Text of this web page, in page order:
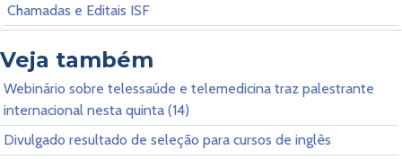
Chamadas e Editais ISF
Veja também
Webinário sobre telessaúde e telemedicina traz palestrante
internacional nesta quinta (14)
Divulgado resultado de seleção para cursos de inglês